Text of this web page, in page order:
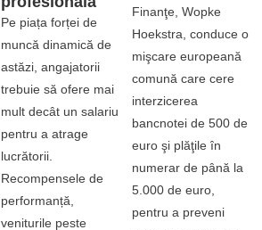
Pe piața forței de
muncă dinamică de
astăzi, angajatorii
trebuie să ofere mai
mult decât un salariu
pentru a atrage
lucrătorii.
Recompensele de
performanță,
veniturile peste
Finanţe, Wopke
Hoekstra, conduce o
mişcare europeană
comună care cere
interzicerea
bancnotei de 500 de
euro şi plăţile în
numerar de până la
5.000 de euro,
pentru a preveni